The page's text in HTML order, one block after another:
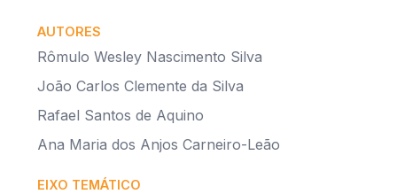
AUTORES
Rômulo Wesley Nascimento Silva
João Carlos Clemente da Silva
Rafael Santos de Aquino
Ana Maria dos Anjos Carneiro-Leão
EIXO TEMÁTICO